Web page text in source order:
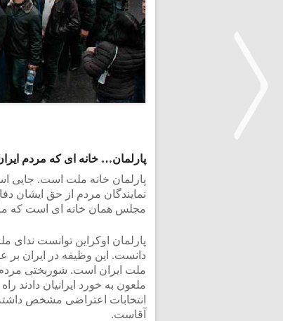
پارلمان… خانه ای که مردم
پارلمان خانه ملت است. جایی
نمایندگان مردم از حق ایشان
مجلس همان خانه ای است که
دانست. این وظیفه در ایران بر
ملت ایران است. شوربختی
ملعون به خورد ایرانیان دادند
انتخابات اعتراضی مشخص
آقاست.